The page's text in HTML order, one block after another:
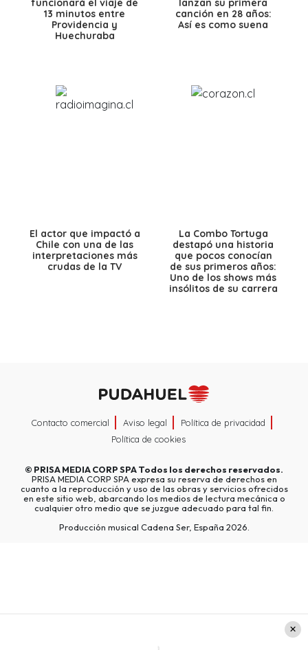
13 minutos entre
Providencia y
Huechuraba
canción en 28 años:
Así es como suena
El actor que impactó a
Chile con una de las
interpretaciones más
crudas de la TV
La Combo Tortuga
destapó una historia
que pocos conocían
de sus primeros años:
Uno de los shows más
insólitos de su carrera
Contacto comercial Aviso legal
Política de privacidad
Política de cookies
© PRISA MEDIA CORP SPATodos los derechos reservados.
PRISA MEDIA CORP SPA expresa su reserva de derechos en
cuanto a la reproducción y uso de las obras y servicios ofrecidos
en este sitio web, abarcando los medios de lectura mecánica o
cualquier otro medio que se juzgue adecuado para tal fin.
Producción musical Cadena Ser, España 2026.